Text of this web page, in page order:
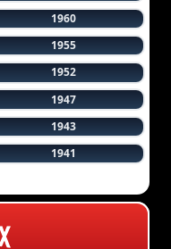
1960
1955
1952
1947
1943
1941